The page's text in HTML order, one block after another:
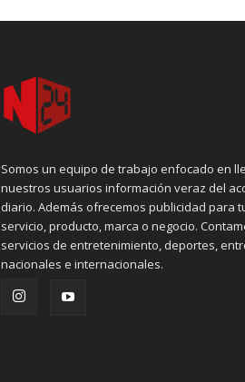
Somos un equipo de trabajo enfocado en
nuestros usuarios información veraz del
diario. Además ofrecemos publicidad para
servicio, producto, marca o negocio.
servicios de entretenimiento, deportes,
nacionales e internacionales.